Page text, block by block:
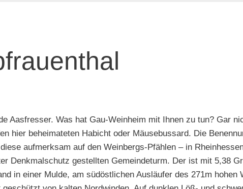
Aasfresser. Was hat Gau-Weinheim mit Ihnen zu tun? Gar
hier beheimateten Habicht oder Mäusebussard. Die
aufmerksam auf den Weinbergs-Pfählen – in
Denkmalschutz gestellten Gemeindeturm. Der ist mit 5,38
in einer Mulde, am südöstlichen Ausläufer des 271m hohen